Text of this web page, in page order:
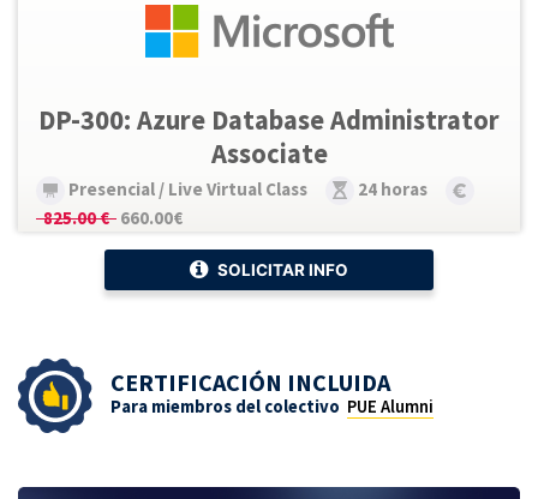
DP-300: Azure Database Administrator
Associate
Presencial / Live Virtual Class
24 horas
825.00 € 660.00€
SOLICITAR INFO
CERTIFICACIÓN INCLUIDA
Para miembros del colectivo PUE Alumni